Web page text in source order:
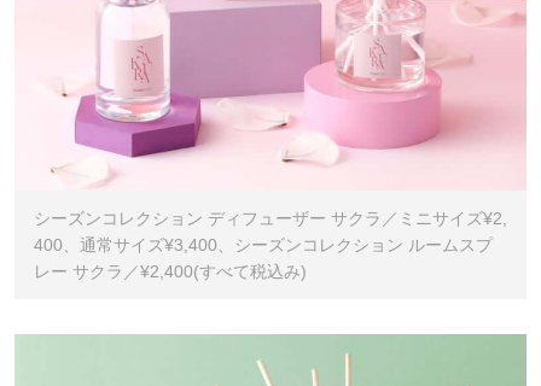
シーズンコレクション ディフューザー サクラ／ミニサイズ¥2,
400、通常サイズ¥3,400、シーズンコレクション ルームスプ
レー サクラ／¥2,400(すべて税込み)